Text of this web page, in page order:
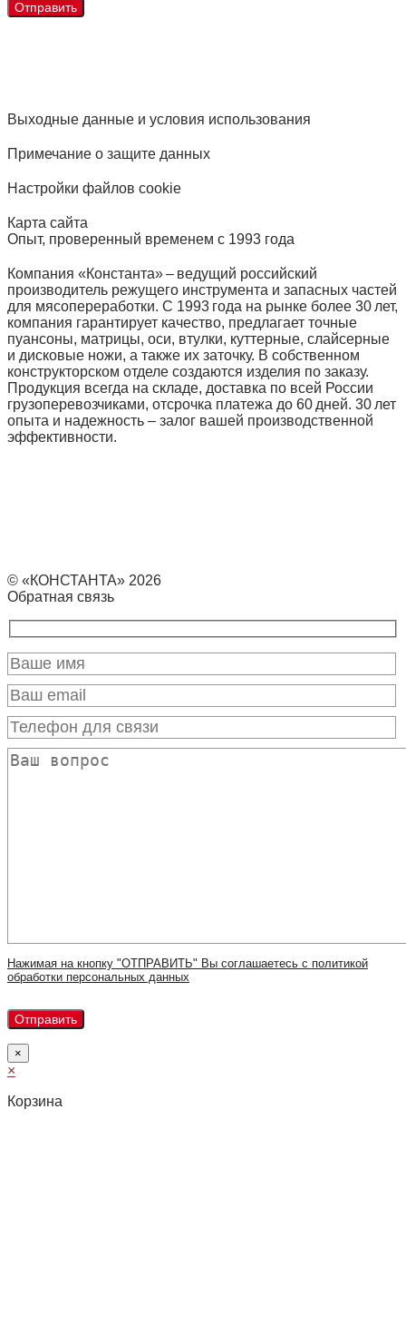
Выходные данные и условия использования
Примечание о защите данных
Настройки файлов cookie
Карта сайта
Опыт, проверенный временем с 1993 года
Компания «Константа» – ведущий российский
производитель режущего инструмента и запасных частей
для мясопереработки. С 1993 года на рынке более 30 лет,
компания гарантирует качество, предлагает точные
пуансоны, матрицы, оси, втулки, куттерные, слайсерные
и дисковые ножи, а также их заточку. В собственном
конструкторском отделе создаются изделия по заказу.
Продукция всегда на складе, доставка по всей России
грузоперевозчиками, отсрочка платежа до 60 дней. 30 лет
опыта и надежность – залог вашей производственной
эффективности.
© «КОНСТАНТА» 2026
Обратная связь
Нажимая на кнопку "ОТПРАВИТЬ" Вы соглашаетесь с политикой
обработки персональных данных
×
×
Корзина